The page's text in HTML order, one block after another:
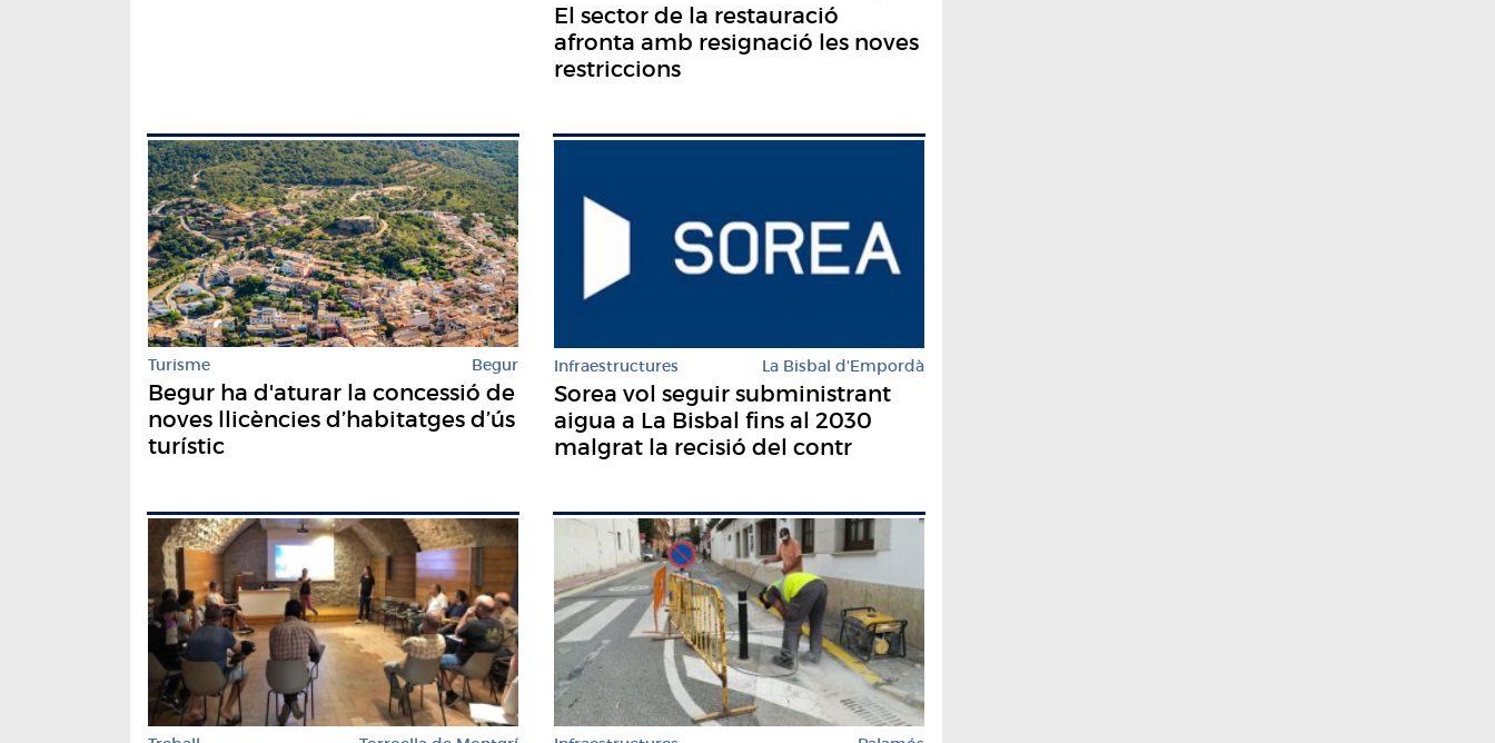
El sector de la restauració
afronta amb resignació les noves
restriccions
Turisme Begur
Begur ha d'aturar la concessió de
noves llicències d’habitatges d’ús
turístic
Infraestructures La Bisbal d'Empordà
Sorea vol seguir subministrant
aigua a La Bisbal fins al 2030
malgrat la recisió del contr